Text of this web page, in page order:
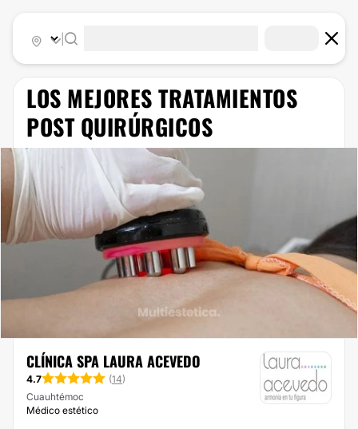
LOS MEJORES TRATAMIENTOS
POST QUIRÚRGICOS
CLÍNICA SPA LAURA ACEVEDO
4.7 (14)
Cuauhtémoc
Médico estético